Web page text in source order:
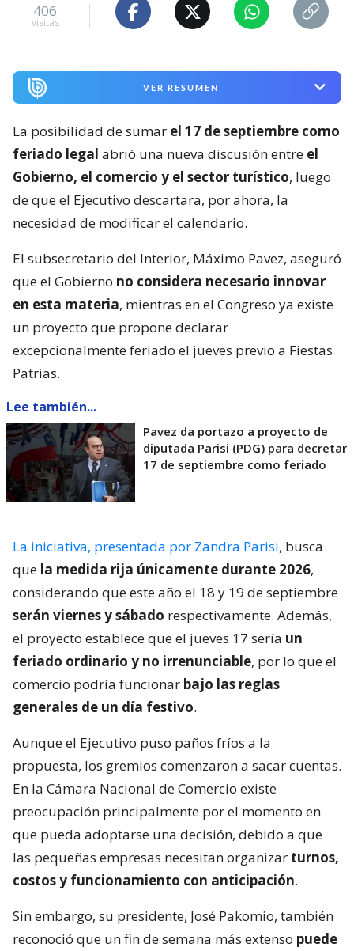
406
visitas
VER RESUMEN
La posibilidad de sumar el 17 de septiembre como
feriado legal abrió una nueva discusión entre el
Gobierno, el comercio y el sector turístico, luego
de que el Ejecutivo descartara, por ahora, la
necesidad de modificar el calendario.
El subsecretario del Interior, Máximo Pavez, aseguró
que el Gobierno no considera necesario innovar
en esta materia, mientras en el Congreso ya existe
un proyecto que propone declarar
excepcionalmente feriado el jueves previo a Fiestas
Patrias.
Lee también...
Pavez da portazo a proyecto de
diputada Parisi (PDG) para decretar
17 de septiembre como feriado
La iniciativa, presentada por Zandra Parisi, busca
que la medida rija únicamente durante 2026,
considerando que este año el 18 y 19 de septiembre
serán viernes y sábado respectivamente. Además,
el proyecto establece que el jueves 17 sería un
feriado ordinario y no irrenunciable, por lo que el
comercio podría funcionar bajo las reglas
generales de un día festivo.
Aunque el Ejecutivo puso paños fríos a la
propuesta, los gremios comenzaron a sacar cuentas.
En la Cámara Nacional de Comercio existe
preocupación principalmente por el momento en
que pueda adoptarse una decisión, debido a que
las pequeñas empresas necesitan organizar turnos,
costos y funcionamiento con anticipación.
Sin embargo, su presidente, José Pakomio, también
reconoció que un fin de semana más extenso puede